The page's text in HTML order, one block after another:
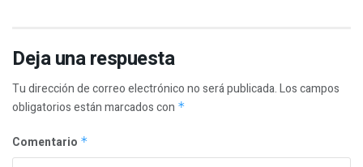
Deja una respuesta
Tu dirección de correo electrónico no será publicada.Los campos
obligatorios están marcados con *
Comentario *